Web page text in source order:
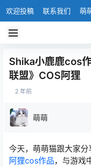
欢迎投稿 联系我们 萌
Shika小鹿鹿cos
联盟》COS阿狸
2 年前
萌萌
今天，萌萌猫跟大家
阿狸cos作品，与游戏